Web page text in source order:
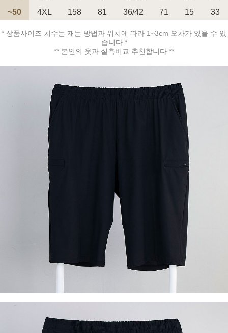
PAYCO 바로구매
~50
4XL 158 81 36/42 71 15 33
* 상품사이즈 치수는 재는 방법과 위치에 따라 1~3cm 오차가 있을 수 있
습니다 *
** 본인의 옷과 실측비교 추천합니다 **